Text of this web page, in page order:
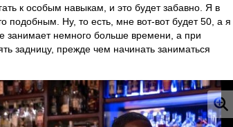
к особым навыкам, и это будет забавно. Я в
подобным. Ну, то есть, мне вот-вот будет 50, а я
занимает немного больше времени, а при
задницу, прежде чем начинать заниматься